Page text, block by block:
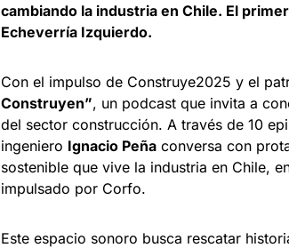
cambiando la industria en Chile. El
Echeverría Izquierdo.
Con el impulso de Construye2025 y el
Construyen”, un podcast que invita a
del sector construcción. A través de 10
ingeniero Ignacio Peña conversa con
sostenible que vive la industria en Chile,
impulsado por Corfo.
Este espacio sonoro busca rescatar